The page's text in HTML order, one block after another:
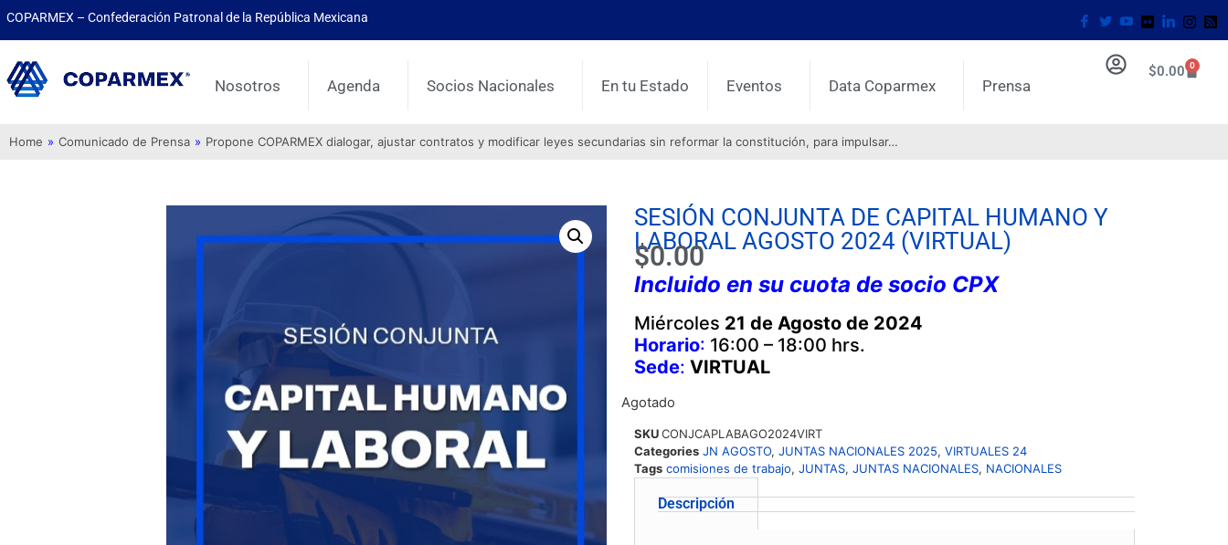
COPARMEX – Confederación Patronal de la República Mexicana
Nosotros Agenda Socios Nacionales En tu Estado Eventos Data Coparmex Prensa
$0.00 0
Home » Comunicado de Prensa » Propone COPARMEX dialogar, ajustar contratos y modificar leyes secundarias sin reformar la constitución, para impulsar…
SESIÓN CONJUNTA DE CAPITAL HUMANO Y
LABORAL AGOSTO 2024 (VIRTUAL)
$0.00
Incluido en su cuota de socio CPX
Miércoles 21 de Agosto de 2024
Horario: 16:00 – 18:00 hrs.
Sede: VIRTUAL
Agotado
SKUCONJCAPLABAGO2024VIRT
Categories JN AGOSTO,JUNTAS NACIONALES 2025,VIRTUALES 24
Tags comisiones de trabajo,JUNTAS,JUNTAS NACIONALES, NACIONALES
Descripción